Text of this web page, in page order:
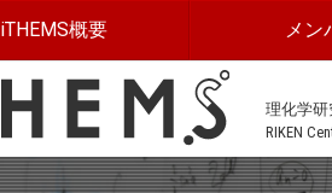
iTHEMS概要 メン
理化学研
RIKEN